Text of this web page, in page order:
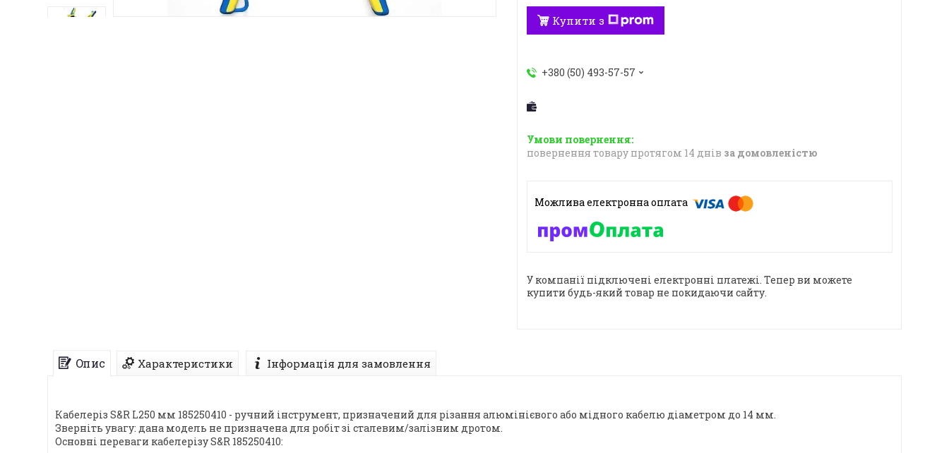
Купити з
+380 (50) 493-57-57
повернення товару протягом 14 днів за домовленістю
У компанії підключені електронні платежі. Тепер ви можете
купити будь-який товар не покидаючи сайту.
Опис Характеристики Інформація для замовлення
Кабелеріз S&R L250 мм 185250410 - ручний інструмент, призначений для різання алюмінієвого або мідного кабелю діаметром до 14 мм.
Зверніть увагу: дана модель не призначена для робіт зі сталевим/залізним дротом.
Основні переваги кабелерізу S&R 185250410: